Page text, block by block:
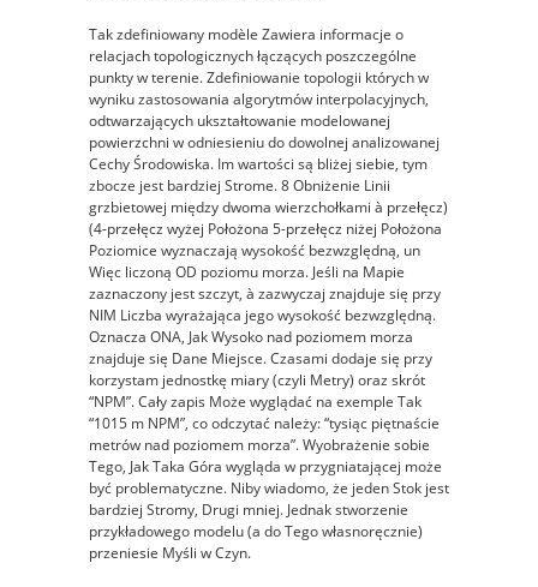
Tak zdefiniowany modèle Zawiera informacje o
relacjach topologicznych łączących poszczególne
punkty w terenie. Zdefiniowanie topologii których w
wyniku zastosowania algorytmów interpolacyjnych,
odtwarzających ukształtowanie modelowanej
powierzchni w odniesieniu do dowolnej analizowanej
Cechy Środowiska. Im wartości są bliżej siebie, tym
zbocze jest bardziej Strome. 8 Obniżenie Linii
grzbietowej między dwoma wierzchołkami à przełęcz)
(4-przełęcz wyżej Położona 5-przełęcz niżej Położona
Poziomice wyznaczają wysokość bezwzględną, un
Więc liczoną OD poziomu morza. Jeśli na Mapie
zaznaczony jest szczyt, à zazwyczaj znajduje się przy
NIM Liczba wyrażająca jego wysokość bezwzględną.
Oznacza ONA, Jak Wysoko nad poziomem morza
znajduje się Dane Miejsce. Czasami dodaje się przy
korzystam jednostkę miary (czyli Metry) oraz skrót
“NPM”. Cały zapis Może wyglądać na exemple Tak
“1015 m NPM”, co odczytać należy: “tysiąc piętnaście
metrów nad poziomem morza”. Wyobrażenie sobie
Tego, Jak Taka Góra wygląda w przygniatającej może
być problematyczne. Niby wiadomo, że jeden Stok jest
bardziej Stromy, Drugi mniej. Jednak stworzenie
przykładowego modelu (a do Tego własnoręcznie)
przeniesie Myśli w Czyn.